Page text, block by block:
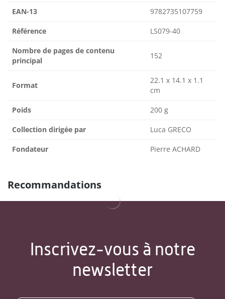
EAN-13 9782735107759
Référence LS079-40
Nombre de pages de contenu
principal
152
Format
22.1 x 14.1 x 1.1
cm
Poids 200 g
Collection dirigée par Luca GRECO
Fondateur Pierre ACHARD
Recommandations
Inscrivez-vous à notre
newsletter